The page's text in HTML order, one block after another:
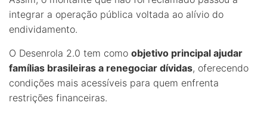
integrar a operação pública voltada ao alívio do
endividamento.
O Desenrola 2.0 tem como objetivo principal ajudar
famílias brasileiras a renegociar dívidas, oferecendo
condições mais acessíveis para quem enfrenta
restrições financeiras.